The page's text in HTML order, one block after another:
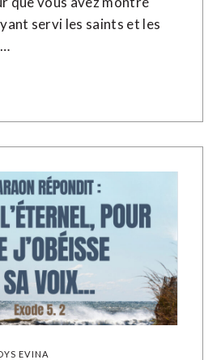
servi les saints et les
EVINA